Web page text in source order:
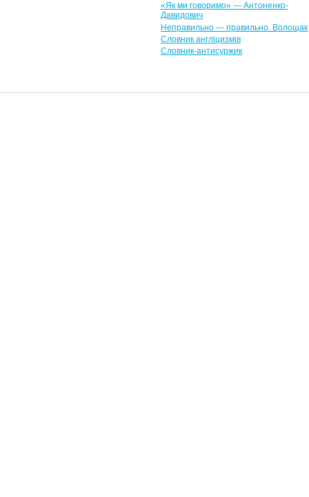
«Як ми говоримо» — Антоненко-
Давидович
Неправильно — правильно. Волощак
Словник англіцизмів
Словник-антисуржик